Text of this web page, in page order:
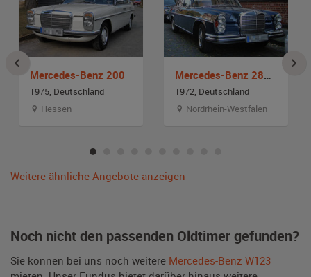
Mercedes-Benz 200
1975, Deutschland
Hessen
Mercedes-Benz 280 S (W108)
1972, Deutschland
Nordrhein-Westfalen
Weitere ähnliche Angebote anzeigen
Noch nicht den passenden Oldtimer gefunden?
Sie können bei uns noch weitere Mercedes-Benz W123